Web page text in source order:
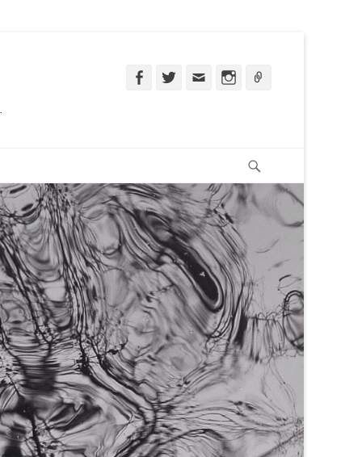
FacebookTwitterEmail Instagram